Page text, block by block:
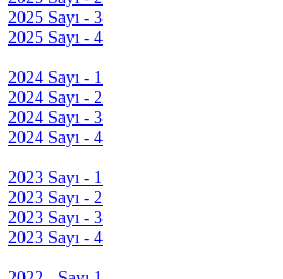
2025 Sayı - 3
2025 Sayı - 4
2024 Sayı - 1
2024 Sayı - 2
2024 Sayı - 3
2024 Sayı - 4
2023 Sayı - 1
2023 Sayı - 2
2023 Sayı - 3
2023 Sayı - 4